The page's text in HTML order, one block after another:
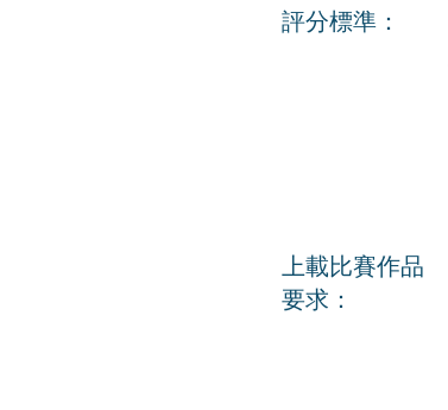
評分標準：
上載比賽作品
要求：